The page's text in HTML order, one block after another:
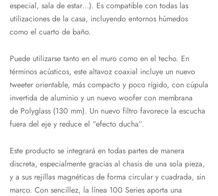
especial, sala de estar…). Es compatible con todas las
utilizaciones de la casa, incluyendo entornos húmedos
como el cuarto de baño.
Puede utilizarse tanto en el muro como en el techo. En
términos acústicos, este altavoz coaxial incluye un nuevo
tweeter orientable, más compacto y poco rígido, con cúpula
invertida de aluminio y un nuevo woofer con membrana
de Polyglass (130 mm). Un nuevo filtro favorece la escucha
fuera del eje y reduce el “efecto ducha”.
Este producto se integrará en todas partes de manera
discreta, especialmente gracias al chasis de una sola pieza,
y a sus rejillas magnéticas de forma circular y cuadrada, sin
marco. Con sencillez, la línea 100 Series aporta una